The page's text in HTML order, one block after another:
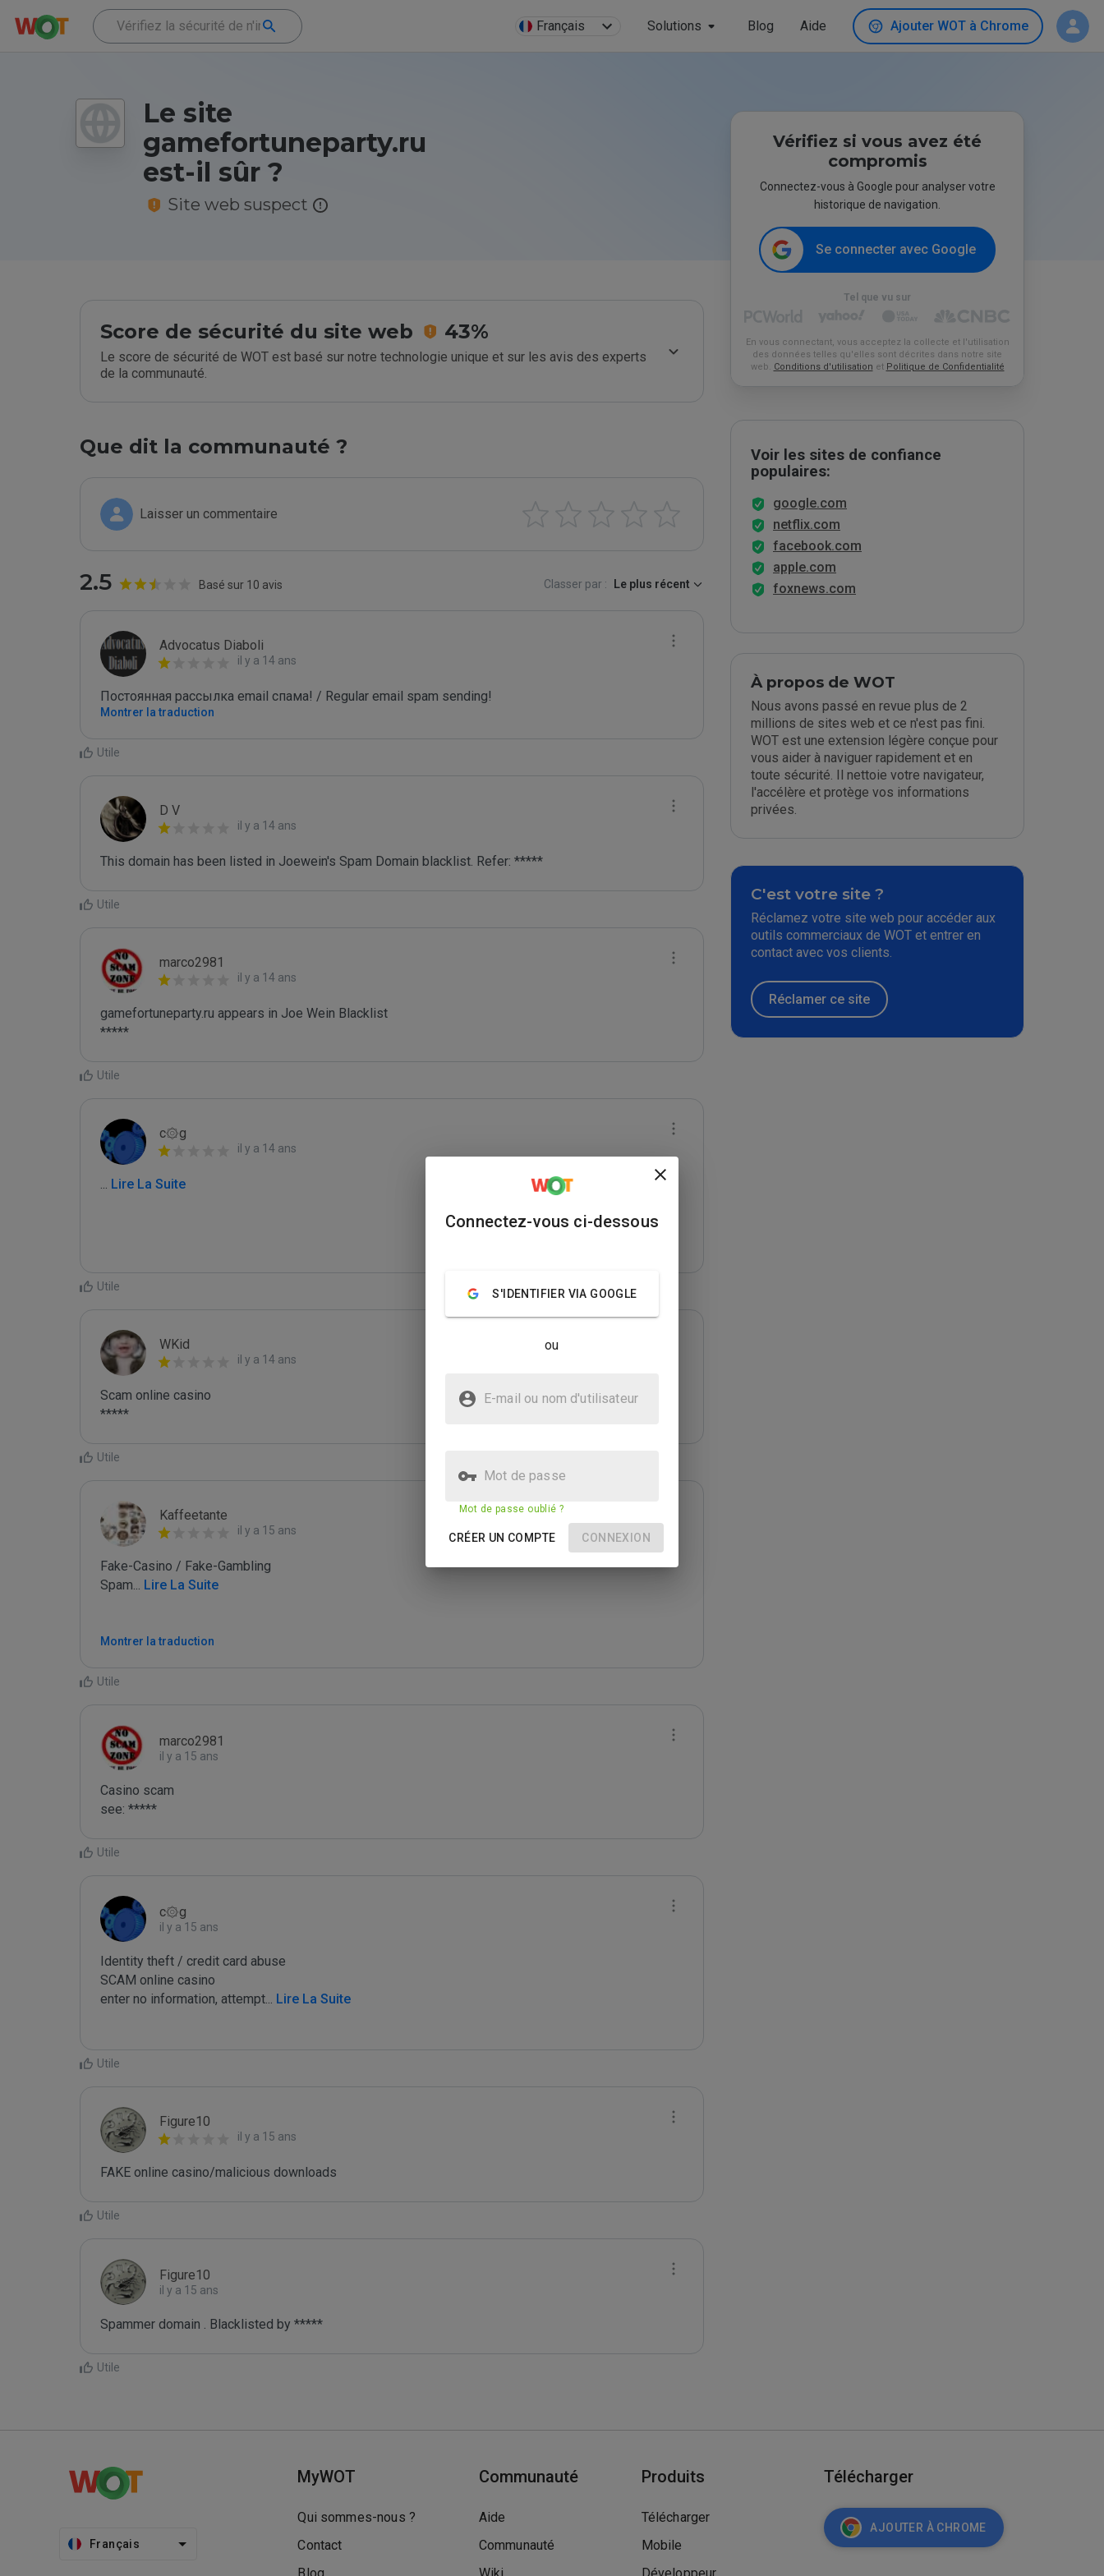
Français Solutions Blog Aide Ajouter WOT à Chrome
Le site
gamefortuneparty.ru
est-il sûr ?
Site web suspect
Score de sécurité du site web 43%
Le score de sécurité de WOT est basé sur notre technologie unique et sur les avis des experts
de la communauté.
Que dit la communauté ?
Laisser un commentaire
2.5 Basé sur 10 avis Classer par : Le plus récent
Advocatus Diaboli
il y a 14 ans
Постоянная рассылка email спама! / Regular email spam sending!
Montrer la traduction
Utile
D V
il y a 14 ans
This domain has been listed in Joewein's Spam Domain blacklist. Refer: *****
Utile
marco2981
il y a 14 ans
gamefortuneparty.ru appears in Joe Wein Blacklist
*****
Utile
c۞g
il y a 14 ans
... Lire La Suite
Utile
WKid
il y a 14 ans
Scam online casino
Utile
Kaffeetante
il y a 15 ans
Fake-Casino / Fake-Gambling
Spam... Lire La Suite
Montrer la traduction
Utile
marco2981
il y a 15 ans
Casino scam
see: *****
Utile
c۞g
il y a 15 ans
Identity theft / credit card abuse
SCAM online casino
enter no information, attempt... Lire La Suite
Utile
Figure10
il y a 15 ans
FAKE online casino/malicious downloads
Utile
Figure10
il y a 15 ans
Spammer domain . Blacklisted by *****
Utile
Vérifiez si vous avez été
compromis
Connectez-vous à Google pour analyser votre
historique de navigation.
Se connecter avec Google
Tel que vu sur
En vous connectant, vous acceptez la collecte et l'utilisation
des données telles qu'elles sont décrites dans notre site
web. Conditions d'utilisation et Politique de Confidentialité
Voir les sites de confiance
populaires:
google.com
netflix.com
facebook.com
apple.com
foxnews.com
À propos de WOT
Nous avons passé en revue plus de 2
millions de sites web et ce n'est pas fini.
WOT est une extension légère conçue pour
vous aider à naviguer rapidement et en
toute sécurité. Il nettoie votre navigateur,
l'accélère et protège vos informations
privées.
C'est votre site ?
Réclamez votre site web pour accéder aux
outils commerciaux de WOT et entrer en
contact avec vos clients.
Réclamer ce site
Français
MyWOT
Qui sommes-nous ?
Contact
Communauté
Aide
Communauté
Produits
Télécharger
Mobile
Télécharger
AJOUTER À CHROME
Connectez-vous ci-dessous
S'IDENTIFIER VIA GOOGLE
ou
E-mail ou nom d'utilisateur
Mot de passe
Mot de passe oublié ?
CRÉER UN COMPTE CONNEXION